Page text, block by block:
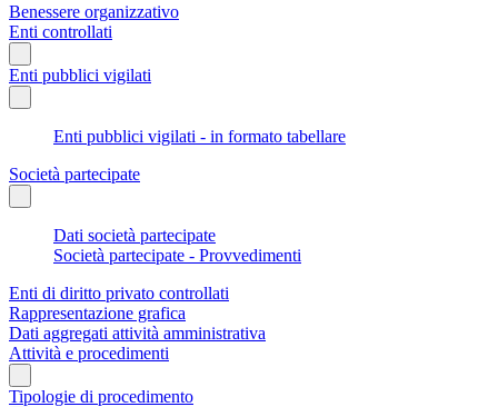
Benessere organizzativo
Enti controllati
Enti pubblici vigilati
Enti pubblici vigilati - in formato tabellare
Società partecipate
Dati società partecipate
Società partecipate - Provvedimenti
Enti di diritto privato controllati
Rappresentazione grafica
Dati aggregati attività amministrativa
Attività e procedimenti
Tipologie di procedimento